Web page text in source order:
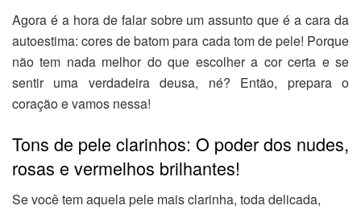
Agora é a hora de falar sobre um assunto que é a cara da
autoestima: cores de batom para cada tom de pele! Porque
não tem nada melhor do que escolher a cor certa e se
sentir uma verdadeira deusa, né? Então, prepara o
coração e vamos nessa!
Tons de pele clarinhos: O poder dos nudes,
rosas e vermelhos brilhantes!
Se você tem aquela pele mais clarinha, toda delicada,